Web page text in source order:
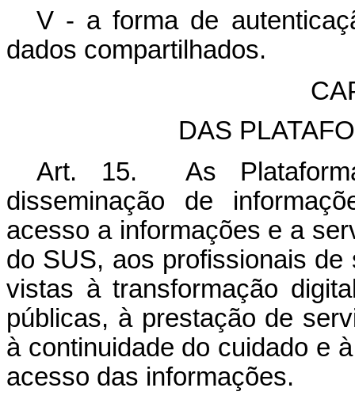
V - a forma de
dados compartilhados.
DAS
Art. 15. As
disseminação de
acesso a informações e a
do SUS, aos profissionais
vistas à transformação
públicas, à prestação de
à continuidade do cuidado e
acesso das informações.